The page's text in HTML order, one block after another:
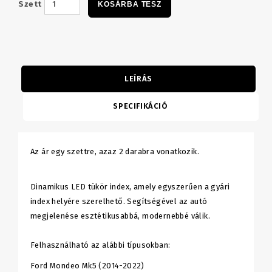
Szett KOSÁRBA TESZ
LEÍRÁS
SPECIFIKÁCIÓ
Az ár egy szettre, azaz 2 darabra vonatkozik.
Dinamikus LED tükör index, amely egyszerűen a gyári
index helyére szerelhető. Segítségével az autó
megjelenése esztétikusabbá, modernebbé válik.
Felhasználható az alábbi típusokban:
Ford Mondeo Mk5 (2014-2022)